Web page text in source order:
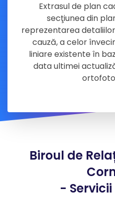
Extrasul de plan
secţiunea din
reprezentarea
cauză, a celor
liniare existente în
data ultimei
Biroul de
-